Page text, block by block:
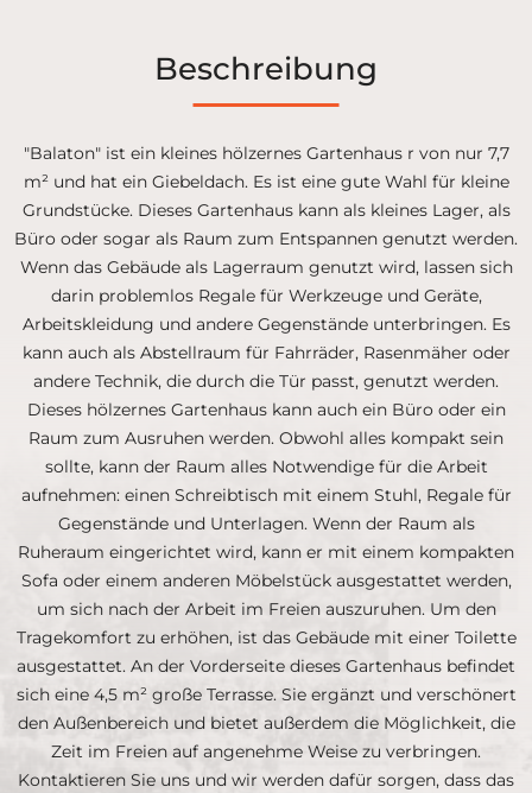
Beschreibung
"Balaton" ist ein kleines hölzernes Gartenhaus r von nur 7,7
m² und hat ein Giebeldach. Es ist eine gute Wahl für kleine
Grundstücke. Dieses Gartenhaus kann als kleines Lager, als
Büro oder sogar als Raum zum Entspannen genutzt werden.
Wenn das Gebäude als Lagerraum genutzt wird, lassen sich
darin problemlos Regale für Werkzeuge und Geräte,
Arbeitskleidung und andere Gegenstände unterbringen. Es
kann auch als Abstellraum für Fahrräder, Rasenmäher oder
andere Technik, die durch die Tür passt, genutzt werden.
Dieses hölzernes Gartenhaus kann auch ein Büro oder ein
Raum zum Ausruhen werden. Obwohl alles kompakt sein
sollte, kann der Raum alles Notwendige für die Arbeit
aufnehmen: einen Schreibtisch mit einem Stuhl, Regale für
Gegenstände und Unterlagen. Wenn der Raum als
Ruheraum eingerichtet wird, kann er mit einem kompakten
Sofa oder einem anderen Möbelstück ausgestattet werden,
um sich nach der Arbeit im Freien auszuruhen. Um den
Tragekomfort zu erhöhen, ist das Gebäude mit einer Toilette
ausgestattet. An der Vorderseite dieses Gartenhaus befindet
sich eine 4,5 m² große Terrasse. Sie ergänzt und verschönert
den Außenbereich und bietet außerdem die Möglichkeit, die
Zeit im Freien auf angenehme Weise zu verbringen.
Kontaktieren Sie uns und wir werden dafür sorgen, dass das